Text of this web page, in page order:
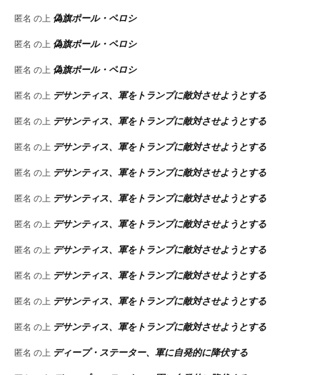
匿名 の上 偽旗ポール・ペロシ
匿名 の上 偽旗ポール・ペロシ
匿名 の上 偽旗ポール・ペロシ
匿名 の上 デサンティス、軍をトランプに敵対させようとする
匿名 の上 デサンティス、軍をトランプに敵対させようとする
匿名 の上 デサンティス、軍をトランプに敵対させようとする
匿名 の上 デサンティス、軍をトランプに敵対させようとする
匿名 の上 デサンティス、軍をトランプに敵対させようとする
匿名 の上 デサンティス、軍をトランプに敵対させようとする
匿名 の上 デサンティス、軍をトランプに敵対させようとする
匿名 の上 デサンティス、軍をトランプに敵対させようとする
匿名 の上 デサンティス、軍をトランプに敵対させようとする
匿名 の上 デサンティス、軍をトランプに敵対させようとする
匿名 の上 ディープ・ステーター、軍に自発的に降伏する